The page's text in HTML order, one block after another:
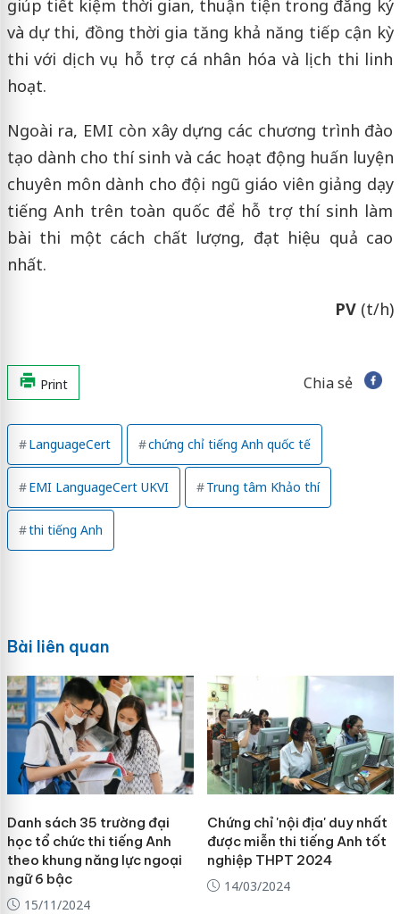
giúp tiết kiệm thời gian, thuận tiện trong đăng ký
và dự thi, đồng thời gia tăng khả năng tiếp cận kỳ
thi với dịch vụ hỗ trợ cá nhân hóa và lịch thi linh
hoạt.
Ngoài ra, EMI còn xây dựng các chương trình đào
tạo dành cho thí sinh và các hoạt động huấn luyện
chuyên môn dành cho đội ngũ giáo viên giảng dạy
tiếng Anh trên toàn quốc để hỗ trợ thí sinh làm
bài thi một cách chất lượng, đạt hiệu quả cao
nhất.
PV(t/h)
Print Chia sẻ
LanguageCert chứng chỉ tiếng Anh quốc tế
EMI LanguageCert UKVI Trung tâm Khảo thí
thi tiếng Anh
Bài liên quan
Danh sách 35 trường đại
học tổ chức thi tiếng Anh
theo khung năng lực ngoại
ngữ 6 bậc
15/11/2024
Chứng chỉ 'nội địa' duy nhất
được miễn thi tiếng Anh tốt
nghiệp THPT 2024
14/03/2024